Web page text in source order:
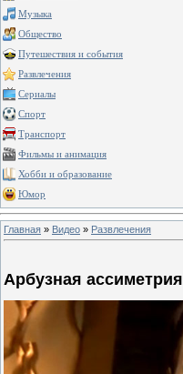
Музыка
Общество
Путешествия и события
Развлечения
Сериалы
Спорт
Транспорт
Фильмы и анимация
Хобби и образование
Юмор
Главная » Видео » Развлечения
Арбузная ассиметрия